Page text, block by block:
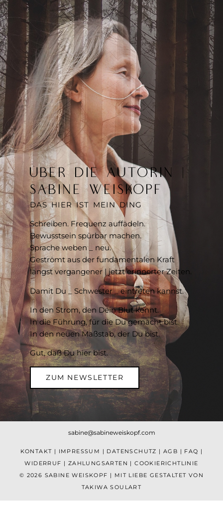
ÜBER DIE AUTORIN |
SABINE WEISKOPF
DAS HIER IST MEIN DING
Schreiben. Frequenz auffädeln.
Bewusstsein spürbar machen.
Sprache weben _ neu.
Geströmt aus der fundamentalen Kraft
längst vergangener | jetzt erinnerter Zeiten.
Damit Du _ Schwester _ eintreten kannst.
In den Strom, den Dein Blut kennt.
In die Führung, für die Du gemacht bist.
In den neuen Maßstab, der Du bist.
Gut, daß Du hier bist.
ZUM NEWSLETTER
sabine@sabineweiskopf.com
KONTAKT | IMPRESSUM | DATENSCHUTZ | AGB | FAQ |
WIDERRUF | ZAHLUNGSARTEN |COOKIERICHTLINIE
© 2026 SABINE WEISKOPF | MIT LIEBE GESTALTET VON
TAKIWA SOULART